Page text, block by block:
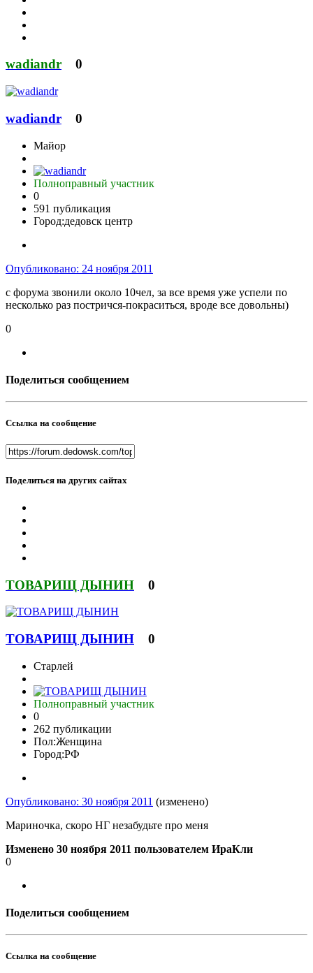
wadiandr 0
wadiandr 0
Майор
Полноправный участник
0
591 публикация
Город:дедовск центр
Опубликовано: 24 ноября 2011
с форума звонили около 10чел, за все время уже успели по
несколько раз постричся-покраситься, вроде все довольны)
0
Поделиться сообщением
Ссылка на сообщение
Поделиться на других сайтах
ТОВАРИЩ ДЫНИН 0
ТОВАРИЩ ДЫНИН 0
Старлей
Полноправный участник
0
262 публикации
Пол:Женщина
Город:РФ
Опубликовано: 30 ноября 2011 (изменено)
Мариночка, скоро НГ незабудьте про меня
Изменено 30 ноября 2011 пользователем ИраКли
0
Поделиться сообщением
Ссылка на сообщение